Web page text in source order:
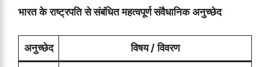
भारत के राष्ट्रपति से संबंधित महत्वपूर्ण संवैधानिक अनुच्छेद
अनुच्छेद विषय / विवरण